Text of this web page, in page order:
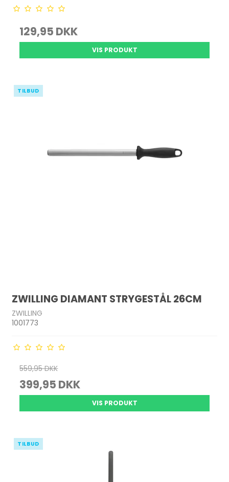
129,95 DKK
VIS PRODUKT
TILBUD
ZWILLING DIAMANT STRYGESTÅL 26CM
ZWILLING
1001773
559,95 DKK
399,95 DKK
VIS PRODUKT
TILBUD